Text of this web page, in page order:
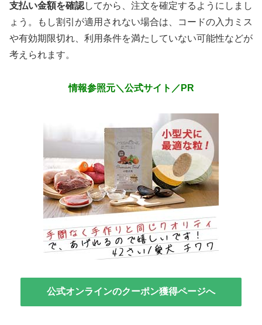
支払い金額を確認してから、注文を確定するようにしまし
ょう。もし割引が適用されない場合は、コードの入力ミス
や有効期限切れ、利用条件を満たしていない可能性などが
考えられます。
情報参照元＼公式サイト／PR
公式オンラインのクーポン獲得ページへ